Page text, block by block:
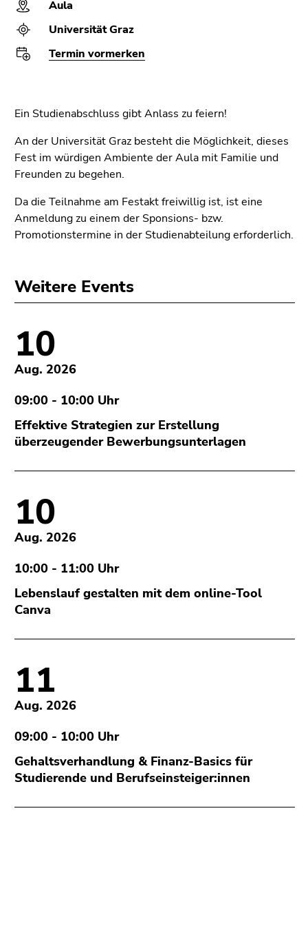
Sie diesen
Link.
Zum
1)
Positionsanzeige
(Zugriffstaste
2)
Zur
Hauptnavigation
(Zugriffstaste
den
Zusatzinformationen
5)
Seiteneinstellungen
(Benutzer/Sprache)
8)
Zur
Aula
Universität Graz
Termin vormerken
Ein Studienabschluss gibt Anlass zu feiern!
An der Universität Graz besteht die Möglichkeit, dieses
Fest im würdigen Ambiente der Aula mit Familie und
Freunden zu begehen.
Da die Teilnahme am Festakt freiwillig ist, ist eine
Anmeldung zu einem der Sponsions- bzw.
Promotionstermine in der Studienabteilung erforderlich.
Weitere Events
10
Aug. 2026
09:00 - 10:00 Uhr
Effektive Strategien zur Erstellung
überzeugender Bewerbungsunterlagen
10
Aug. 2026
10:00 - 11:00 Uhr
Lebenslauf gestalten mit dem online-Tool
Canva
11
Aug. 2026
09:00 - 10:00 Uhr
Gehaltsverhandlung & Finanz-Basics für
Studierende und Berufseinsteiger:innen